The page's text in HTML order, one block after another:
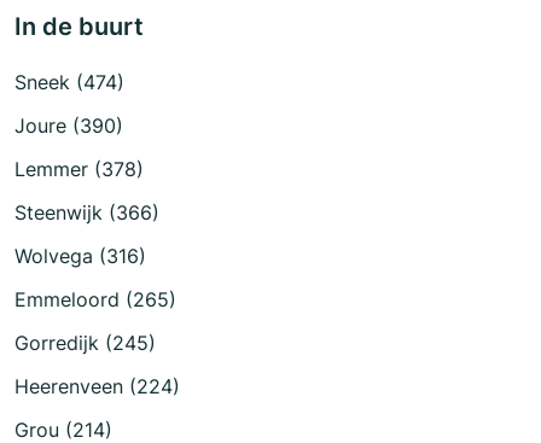
In de buurt
Sneek (474)
Joure (390)
Lemmer (378)
Steenwijk (366)
Wolvega (316)
Emmeloord (265)
Gorredijk (245)
Heerenveen (224)
Grou (214)